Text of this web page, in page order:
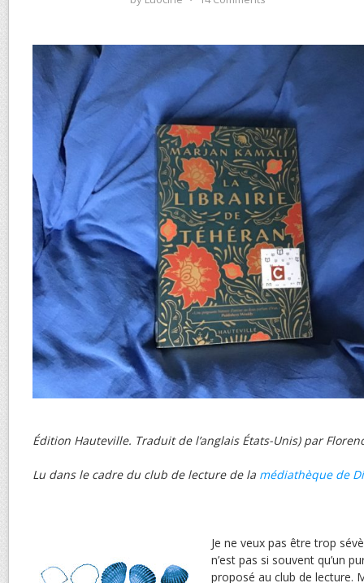
Édition Hauteville. Traduit de l’anglais États-Unis) par
Lu dans le cadre du club de lecture de la médiathèque de
Je ne veux pas être trop
n’est pas si souvent qu’un
proposé au club de lecture.